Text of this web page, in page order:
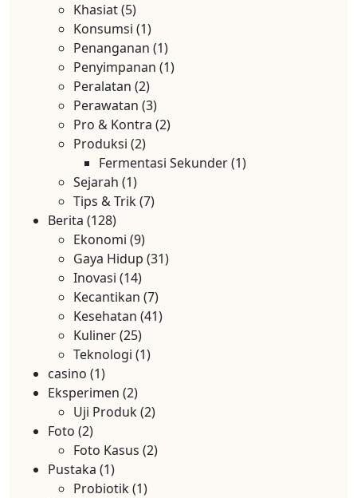
Khasiat(5)
Konsumsi (1)
Penanganan (1)
Penyimpanan (1)
Peralatan (2)
Perawatan (3)
Pro & Kontra (2)
Produksi (2)
Fermentasi Sekunder(1)
Sejarah (1)
Tips & Trik(7)
Berita (128)
Ekonomi (9)
Gaya Hidup (31)
Inovasi (14)
Kecantikan (7)
Kesehatan (41)
Kuliner(25)
Teknologi (1)
casino (1)
Eksperimen (2)
Uji Produk(2)
Foto (2)
Foto Kasus (2)
Pustaka (1)
Probiotik(1)